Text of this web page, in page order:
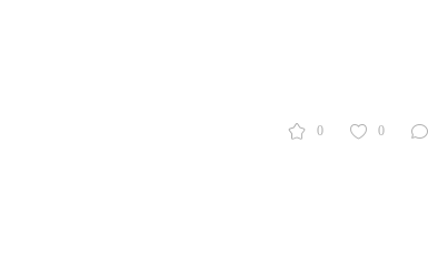
0 0